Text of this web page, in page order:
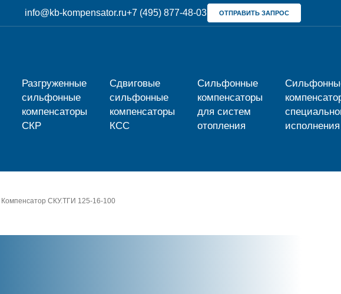
info@kb-kompensator.ru+7 (495) 877-48-03 ОТПРАВИТЬ ЗАПРОС
Разгруженные
сильфонные
компенсаторы
СКР
Сдвиговые
сильфонные
компенсаторы
КСС
Сильфонные
компенсаторы
для систем
отопления
исполнения
КомпенсаторСКУ.ТГИ 125-16-100